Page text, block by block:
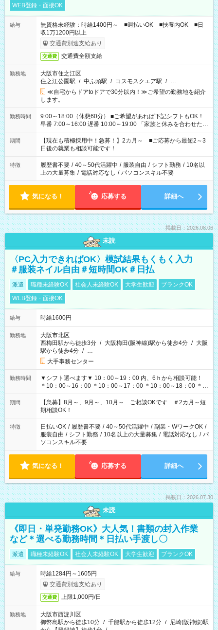
WEB登録・面接OK
給与
無資格未経験：時給1400円～ ■週払いOK ■扶養内OK ■日
収1万1200円以上
交通費別途支給あり
交通費 交通費全額支給
勤務地
大阪市住之江区
住之江公園駅 / 中ふ頭駅 / コスモスクエア駅 / …
≪自宅からドアtoドアで30分以内！≫ご希望の勤務地を紹介
します。
勤務時間
9:00～18:00（休憩60分） ■ご希望があれば下記シフトもOK！
早番 7:00～16:00 遅番 10:00～19:00 「家族と休みを合わせた
い」 「余裕を持って夕飯の準備がしたい」 「できれば残業はし
たくない」 など、ご希望を教えてくださいね。 ※Wワーク希望
の方へ 今ご覧のお仕事で希望する勤務時間と、もう1つのお仕事
の勤務時間。 合計で週40時間を超える場合は応募できません。
期間
【現在も積極採用中！急募！】2カ月～ ■ご応募から最短2～3
日後の就業も相談可能です！
特徴 履歴書不要 / 40～50代活躍中 / 服装自由 / シフト勤務 / 10名以
上の大量募集 / 電話対応なし / パソコンスキル不要
気になる！ 応募する 詳細へ
掲載日：2026.08.06
未読
〈PC入力できればOK〉模試結果もくもく入力
＃服装ネイル自由＃短時間OK＃日払
派遣 職種未経験OK 社会人未経験OK 大学生歓迎
ブランクOK
WEB登録・面接OK
給与 時給1600円
勤務地
大阪市北区
西梅田駅から徒歩3分 / 大阪梅田(阪神線)駅から徒歩4分 / 大阪
駅から徒歩4分 / …
大手事務センター
勤務時間
▼シフト選べます▼ 10：00～19：00 内、6ｈから相談可能！
＊10：00～16：00 ＊10：00～17：00 ＊10：00～18：00 ＊
11：00～19：00 ＊12：00～19：00 ＊13：00～19：00
期間
【急募】8月～、9月～、10月～ ご相談OKです ＃2カ月～短
期相談OK！
特徴 日払いOK / 履歴書不要 / 40～50代活躍中 / 副業・WワークOK /
服装自由 / シフト勤務 / 10名以上の大量募集 / 電話対応なし / パ
ソコンスキル不要
気になる！ 応募する 詳細へ
掲載日：2026.07.30
未読
《即日・単発勤務OK》大人気！書類の封入作業
など＊選べる勤務時間＊日払い手渡し〇
派遣 職種未経験OK 社会人未経験OK 大学生歓迎 ブランクOK
給与
時給1284円～1605円
交通費別途支給あり
交通費 上限1,000円/日
勤務地
大阪市西淀川区
御幣島駅から徒歩10分 / 千船駅から徒歩12分 / 尼崎(阪神線)駅